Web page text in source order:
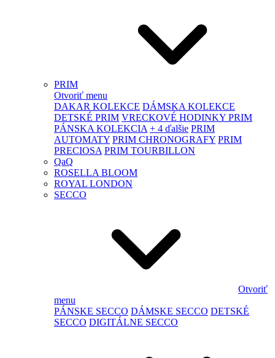
PRIM
Otvoriť menu
DAKAR KOLEKCE DÁMSKA KOLEKCE
DETSKÉ PRIM VRECKOVÉ HODINKY PRIM
PÁNSKA KOLEKCIA + 4 ďalšie PRIM
AUTOMATY PRIM CHRONOGRAFY PRIM
PRECIOSA PRIM TOURBILLON
QaQ
ROSELLA BLOOM
ROYAL LONDON
SECCO
Otvoriť
menu
PÁNSKE SECCO DÁMSKE SECCO DETSKÉ
SECCO DIGITÁLNE SECCO